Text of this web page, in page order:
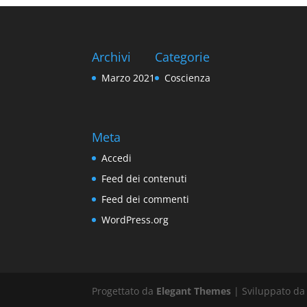
Archivi
Marzo 2021
Categorie
Coscienza
Meta
Accedi
Feed dei contenuti
Feed dei commenti
WordPress.org
Progettato da Elegant Themes | Sviluppato